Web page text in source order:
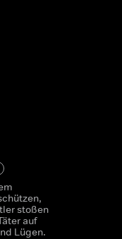
stoßen
auf
Lügen.